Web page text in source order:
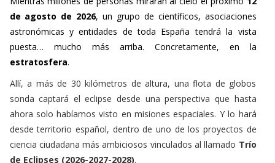
, un grupo de científicos, asociaciones
astronómicas y entidades de toda España tendrá la vista
puesta… mucho más arriba. Concretamente, en la
estratosfera
sonda captará el eclipse desde una perspectiva que hasta
ahora solo habíamos visto en misiones espaciales. Y lo hará
desde territorio español, dentro de uno de los proyectos de
ciencia ciudadana más ambiciosos vinculados al llamado